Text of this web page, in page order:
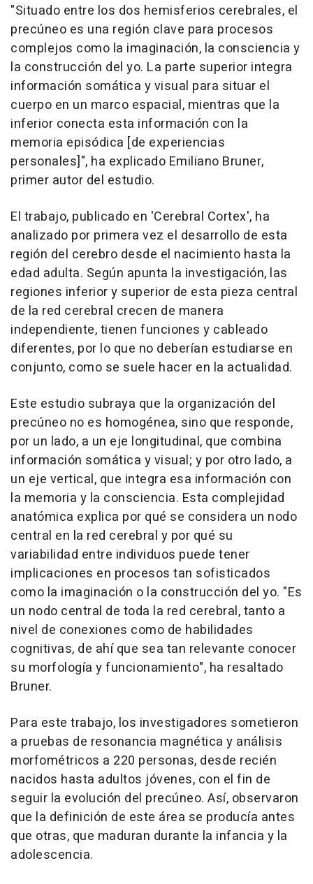
"Situado entre los dos hemisferios cerebrales, el
precúneo es una región clave para procesos
complejos como la imaginación, la consciencia y
la construcción del yo. La parte superior integra
información somática y visual para situar el
cuerpo en un marco espacial, mientras que la
inferior conecta esta información con la
memoria episódica [de experiencias
personales]", ha explicado Emiliano Bruner,
primer autor del estudio.
El trabajo, publicado en 'Cerebral Cortex', ha
analizado por primera vez el desarrollo de esta
región del cerebro desde el nacimiento hasta la
edad adulta. Según apunta la investigación, las
regiones inferior y superior de esta pieza central
de la red cerebral crecen de manera
independiente, tienen funciones y cableado
diferentes, por lo que no deberían estudiarse en
conjunto, como se suele hacer en la actualidad.
Este estudio subraya que la organización del
precúneo no es homogénea, sino que responde,
por un lado, a un eje longitudinal, que combina
información somática y visual; y por otro lado, a
un eje vertical, que integra esa información con
la memoria y la consciencia. Esta complejidad
anatómica explica por qué se considera un nodo
central en la red cerebral y por qué su
variabilidad entre individuos puede tener
implicaciones en procesos tan sofisticados
como la imaginación o la construcción del yo. "Es
un nodo central de toda la red cerebral, tanto a
nivel de conexiones como de habilidades
cognitivas, de ahí que sea tan relevante conocer
su morfología y funcionamiento", ha resaltado
Bruner.
Para este trabajo, los investigadores sometieron
a pruebas de resonancia magnética y análisis
morfométricos a 220 personas, desde recién
nacidos hasta adultos jóvenes, con el fin de
seguir la evolución del precúneo. Así, observaron
que la definición de este área se producía antes
que otras, que maduran durante la infancia y la
adolescencia.